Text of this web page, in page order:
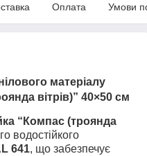
Оплата Умови
матеріалу
вітрів)” 40×50 см
“Компас (троянда
водостійкого
641, що забезпечує